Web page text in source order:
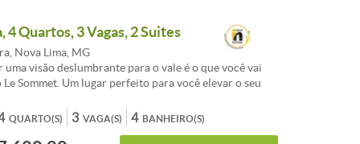
4 Quartos, 3 Vagas, 2 Suites
Nova Lima, MG
visão deslumbrante para o vale é o que você vai
Sommet. Um lugar perfeito para você elevar o seu
e lazer para que a sua qualidade de vida seja
/><br />O prédio conta com: Carwash,
QUARTO(S) VAGA(S)
3 BANHEIRO(S)
4